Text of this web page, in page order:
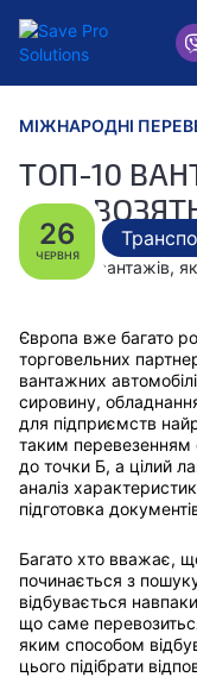
МІЖНАРОДНІ
ТОП-10
26
ЧЕРВНЯ
Європа вже багато
торговельних
вантажних
сировину,
для підприємств
таким перевезенням
до точки Б, а цілий
аналіз
підготовка
Багато хто вважає,
починається з
відбувається
що саме
яким способом
цього підібрати